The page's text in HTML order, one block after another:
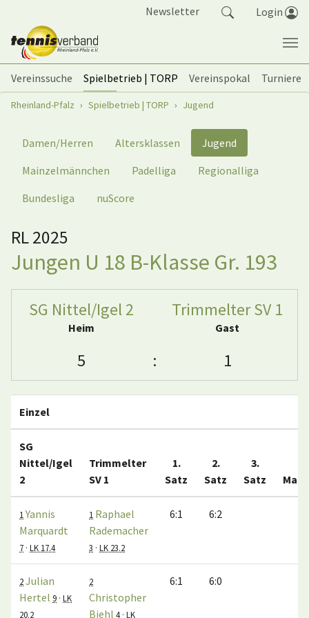
Newsletter Login
Vereinssuche Spielbetrieb | TORP Vereinspokal
Turniere
Sie sind hier:
Rheinland-Pfalz Spielbetrieb | TORP Jugend
Damen/Herren Altersklassen
Jugend
Mainzelmännchen
Padelliga
Regionalliga
Bundesliga
nuScore
RL 2025
Jungen U 18 B-Klasse Gr. 193
SG Nittel/Igel 2
Heim
Trimmelter SV 1
Gast
5 : 1
Einzel
SG
Nittel/Igel
2
Trimmelter
SV 1
1.
Satz
2.
Satz
3.
Satz
1 Yannis
Marquardt
7 · LK 17.4
1 Raphael
Rademacher
3 · LK 23.2
6:1 6:2
2Julian
Hertel 9 · LK
20.2
2
Christopher
Biehl 4 · LK
6:1 6:0